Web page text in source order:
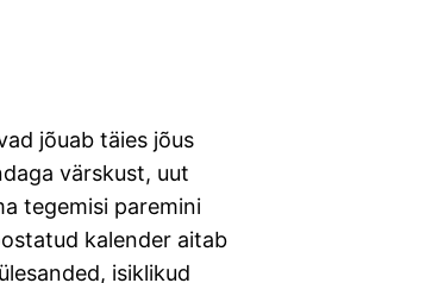
jõuab täies jõus
värskust, uut
tegemisi paremini
kalender aitab
isiklikud